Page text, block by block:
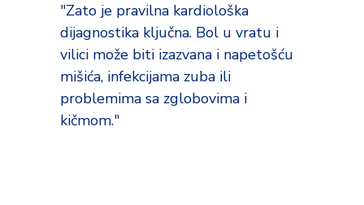
"Zato je pravilna kardiološka
dijagnostika ključna. Bol u vratu i
vilici može biti izazvana i napetošću
mišića, infekcijama zuba ili
problemima sa zglobovima i
kičmom."